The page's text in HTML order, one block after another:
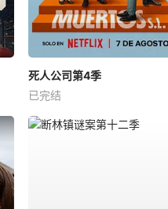
死人公司第4季
已完结